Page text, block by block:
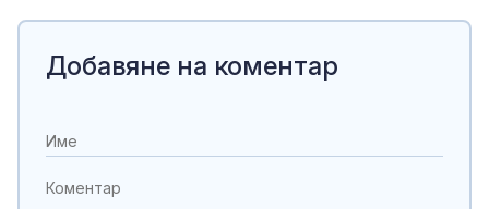
Добавяне на коментар